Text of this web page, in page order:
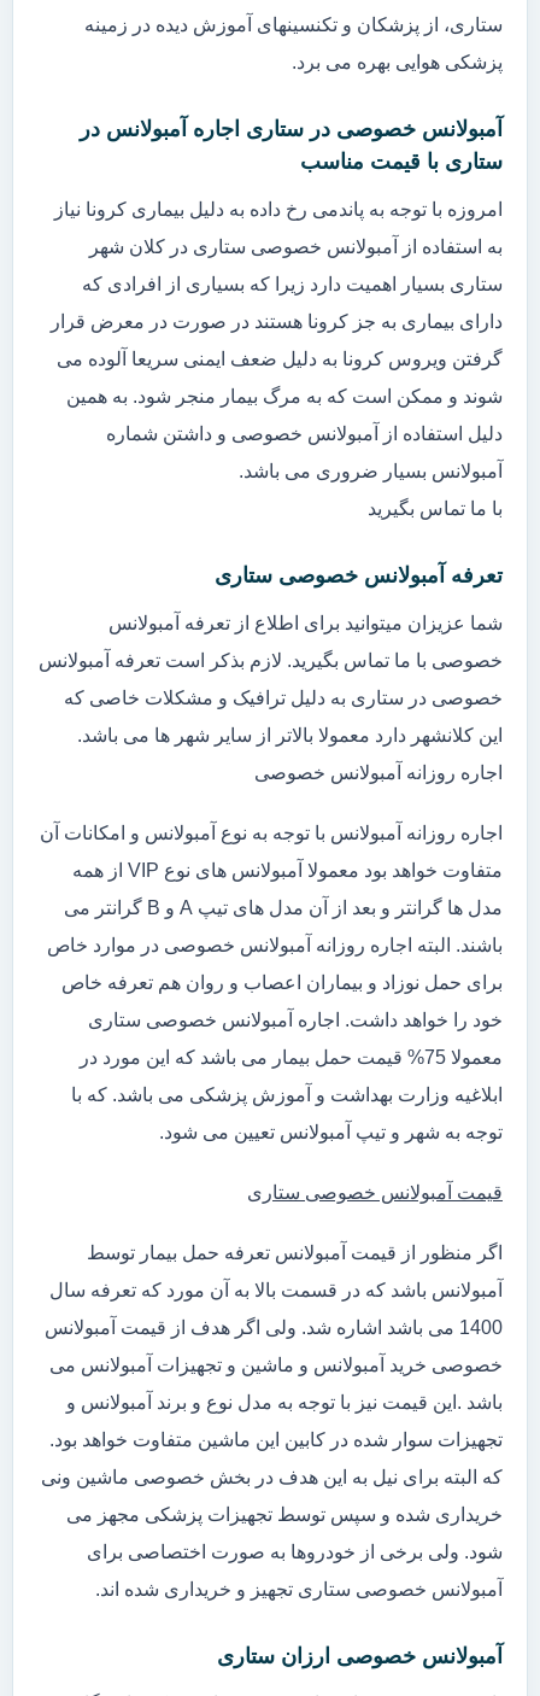
ستاری، از پزشکان و تکنسینهای آموزش دیده در زمینه
پزشکی هوایی بهره می برد.
آمبولانس خصوصی در ستاری اجاره آمبولانس در
ستاری با قیمت مناسب
امروزه با توجه به پاندمی رخ داده به دلیل بیماری کرونا نیاز
به استفاده از آمبولانس خصوصی ستاری در کلان شهر
ستاری بسیار اهمیت دارد زیرا که بسیاری از افرادی که
دارای بیماری به جز کرونا هستند در صورت در معرض قرار
گرفتن ویروس کرونا به دلیل ضعف ایمنی سریعا آلوده می
شوند و ممکن است که به مرگ بیمار منجر شود. به همین
دلیل استفاده از آمبولانس خصوصی و داشتن شماره
آمبولانس بسیار ضروری می باشد.
با ما تماس بگیرید
تعرفه آمبولانس خصوصی ستاری
شما عزیزان میتوانید برای اطلاع از تعرفه آمبولانس
خصوصی با ما تماس بگیرید. لازم بذکر است تعرفه آمبولانس
خصوصی در ستاری به دلیل ترافیک و مشکلات خاصی که
این کلانشهر دارد معمولا بالاتر از سایر شهر ها می باشد.
اجاره روزانه آمبولانس خصوصی
اجاره روزانه آمبولانس با توجه به نوع آمبولانس و امکانات آن
متفاوت خواهد بود معمولا آمبولانس های نوع VIP از همه
مدل ها گرانتر و بعد از آن مدل های تیپ A و B گرانتر می
باشند. البته اجاره روزانه آمبولانس خصوصی در موارد خاص
برای حمل نوزاد و بیماران اعصاب و روان هم تعرفه خاص
خود را خواهد داشت. اجاره آمبولانس خصوصی ستاری
معمولا 75% قیمت حمل بیمار می باشد که این مورد در
ابلاغیه وزارت بهداشت و آموزش پزشکی می باشد. که با
توجه به شهر و تیپ آمبولانس تعیین می شود.
قیمت آمبولانس خصوصی ستاری
اگر منظور از قیمت آمبولانس تعرفه حمل بیمار توسط
آمبولانس باشد که در قسمت بالا به آن مورد که تعرفه سال
1400 می باشد اشاره شد. ولی اگر هدف از قیمت آمبولانس
خصوصی خرید آمبولانس و ماشین و تجهیزات آمبولانس می
باشد .این قیمت نیز با توجه به مدل نوع و برند آمبولانس و
تجهیزات سوار شده در کابین این ماشین متفاوت خواهد بود.
که البته برای نیل به این هدف در بخش خصوصی ماشین ونی
خریداری شده و سپس توسط تجهیزات پزشکی مجهز می
شود. ولی برخی از خودروها به صورت اختصاصی برای
آمبولانس خصوصی ستاری تجهیز و خریداری شده اند.
آمبولانس خصوصی ارزان ستاری